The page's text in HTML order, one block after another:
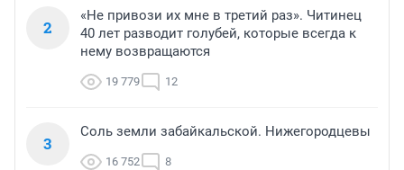
2
«Не привози их мне в третий раз». Читинец
40 лет разводит голубей, которые всегда к
нему возвращаются
19 779 12
3
Соль земли забайкальской. Нижегородцевы
16 752 8